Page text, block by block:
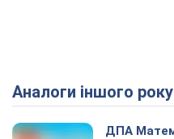
Аналоги іншого
ДПА